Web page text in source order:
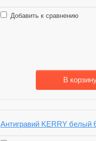
Добавить к сравнению
В
Антигравий KERRY белый